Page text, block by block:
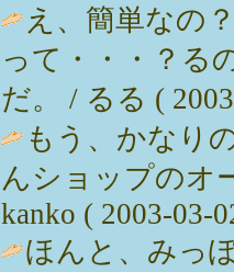
え、簡単なの
って・・・？る
だ。 / るる (
もう、かなり
んショップのオ
kanko ( 2003-03-
ほんと、みっ